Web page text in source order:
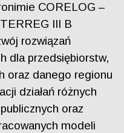
CORELOG –
III B
rozwiązań
dla przedsiębiorstw,
oraz danego regionu
działań różnych
oraz
modeli